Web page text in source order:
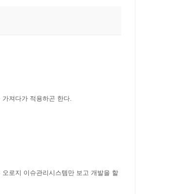
져다가 적용하곤 한다.
로지 이슈관리시스템만 보고 개발을 할